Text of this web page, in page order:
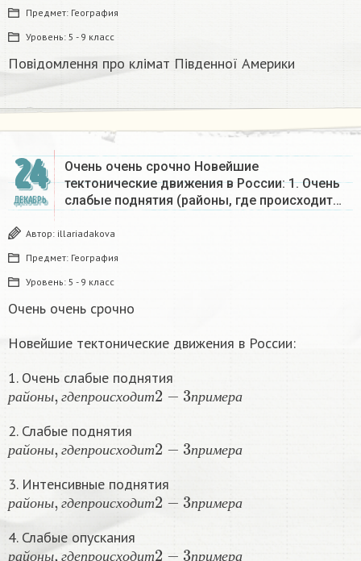
Предмет: География
Уровень: 5 - 9 класс
Повідомлення про клімат Південної Америки
24
ДЕКАБРЬ
Очень очень срочно Новейшие
тектонические движения в России: 1. Очень
слабые поднятия (районы, где происходит…
Автор: illariadakova
Предмет: География
Уровень: 5 - 9 класс
Очень очень срочно
Новейшие тектонические движения в России:
1. Очень слабые поднятия
р а й о н ы г депр о исх о д ит пр имера
районы,гдепр оисходи 2
2. Слабые поднятия
р а й о н ы г депр о исх о д ит пр имера
районы, гдепрои д 2
3. Интенсивные поднятия
р а й о н ы г депр о исх о д ит пр имера
районы,гдепроисходи 2
4. Слабые опускания
районы, гдепроис д 2